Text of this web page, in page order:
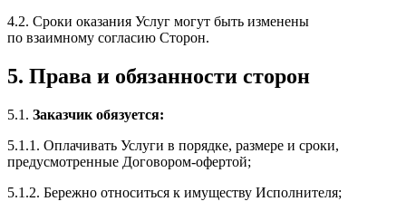
4.2. Сроки оказания Услуг могут быть изменены
по взаимному согласию Сторон.
5. Права и обязанности сторон
5.1. Заказчик обязуется:
5.1.1. Оплачивать Услуги в порядке, размере и сроки,
предусмотренные Договором-офертой;
5.1.2. Бережно относиться к имуществу Исполнителя;